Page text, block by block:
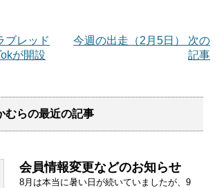
今週の出走（2月5日） 次の
記事
ブレッド
が開設
らの最近の記事
会員情報変更などのお知らせ
8月は本当に暑い日が続いていましたが、9